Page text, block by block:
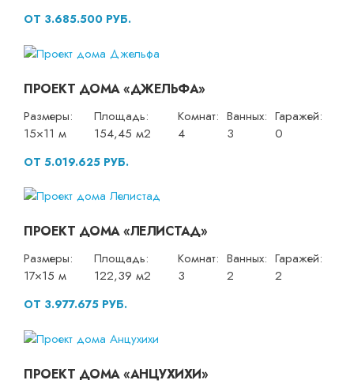
ОТ 3.685.500 РУБ.
ПРОЕКТ ДОМА «ДЖЕЛЬФА»
Размеры:
15×11 м
Площадь:
154,45 м2
Комнат:
4
Ванных:
3
Гаражей:
0
ОТ 5.019.625 РУБ.
ПРОЕКТ ДОМА «ЛЕЛИСТАД»
Размеры:
17×15 м
Площадь:
122,39 м2
Комнат:
3
Ванных:
2
Гаражей:
2
ОТ 3.977.675 РУБ.
ПРОЕКТ ДОМА «АНЦУХИХИ»